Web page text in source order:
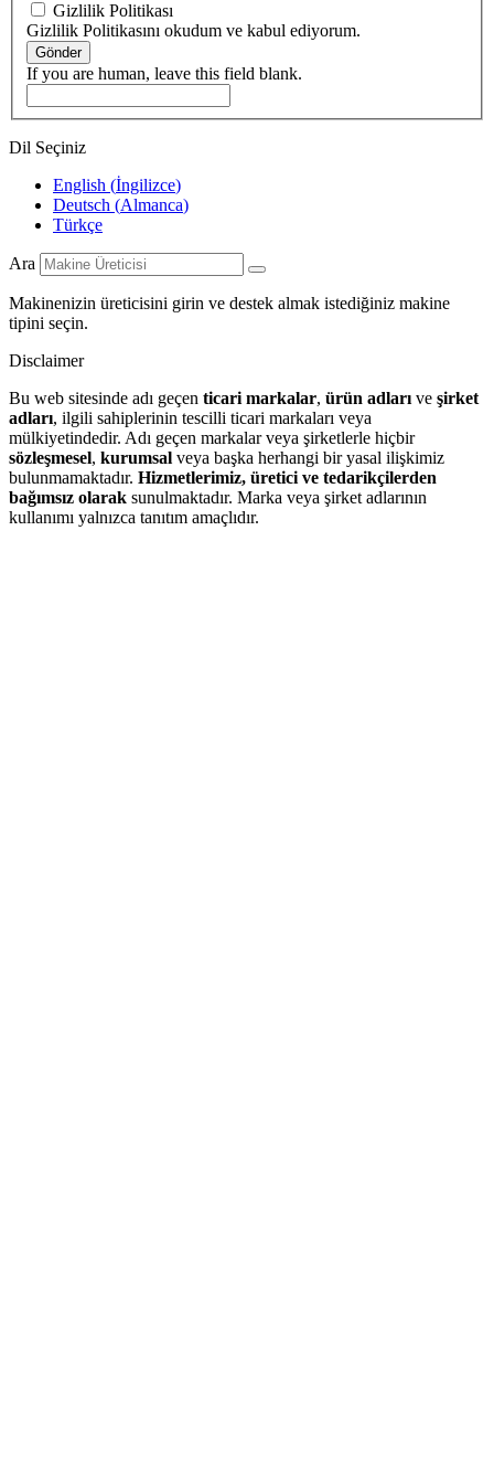
Gizlilik Politikası
Gizlilik Politikasını okudum ve kabul ediyorum.
Gönder
If you are human, leave this field blank.
Dil Seçiniz
English (İngilizce)
Deutsch (Almanca)
Türkçe
Ara
Makinenizin üreticisini girin ve destek almak istediğiniz makine
tipini seçin.
Disclaimer
Bu web sitesinde adı geçen ticari markalar, ürün adları ve şirket
adları, ilgili sahiplerinin tescilli ticari markaları veya
mülkiyetindedir. Adı geçen markalar veya şirketlerle hiçbir
sözleşmesel, kurumsal veya başka herhangi bir yasal ilişkimiz
bulunmamaktadır. Hizmetlerimiz, üretici ve tedarikçilerden
bağımsız olarak sunulmaktadır. Marka veya şirket adlarının
kullanımı yalnızca tanıtım amaçlıdır.